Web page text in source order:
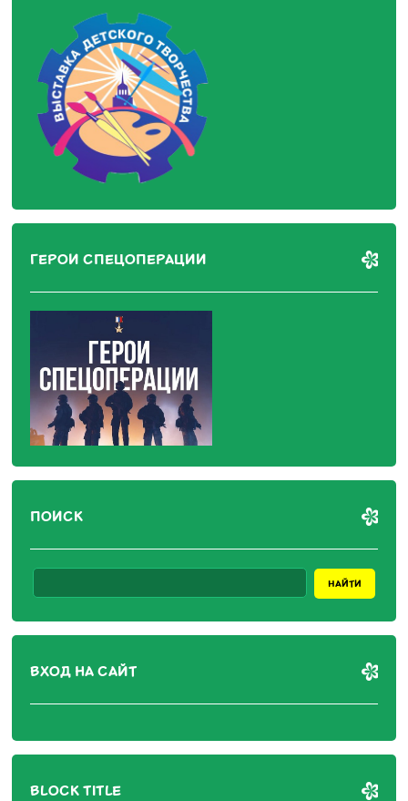
ГЕРОИ СПЕЦОПЕРАЦИИ
ПОИСК
ВХОД НА САЙТ
BLOCK TITLE